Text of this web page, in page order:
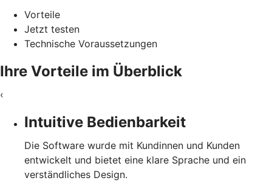
Vorteile
Jetzt testen
Technische Voraussetzungen
Ihre Vorteile im Überblick
‹
Intuitive Bedienbarkeit
Die Software wurde mit Kundinnen und Kunden
entwickelt und bietet eine klare Sprache und ein
verständliches Design.